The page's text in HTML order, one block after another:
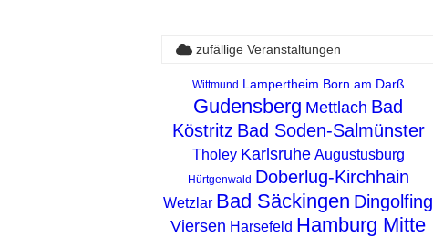
zufällige Veranstaltungen
Wittmund Lampertheim Born am Darß
Gudensberg Mettlach Bad
Köstritz Bad Soden-Salmünster
Tholey Karlsruhe Augustusburg
Hürtgenwald Doberlug-Kirchhain
Wetzlar Bad Säckingen Dingolfing
Viersen Harsefeld Hamburg Mitte